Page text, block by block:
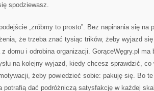
spodziewasz.
„zróbmy to prosto”. Bez napinania się na
że trzeba znać tysiąc trików, żeby wyjazd
domu i odrobina organizacji. GorąceWęgry.pl
na kolejny wyjazd, kiedy chcesz sprawdzić,
żeby powiedzieć sobie: pakuję się. Bo
potrafią dać podróżniczą satysfakcję w każdej